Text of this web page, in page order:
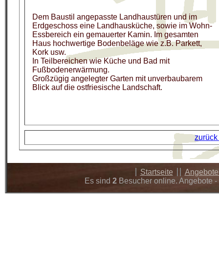
Dem Baustil angepasste Landhaustüren und im
Erdgeschoss eine Landhausküche, sowie im Wohn-
Essbereich ein gemauerter Kamin. Im gesamten
Haus hochwertige Bodenbeläge wie z.B. Parkett,
Kork usw.
In Teilbereichen wie Küche und Bad mit
Fußbodenerwärmung.
Großzügig angelegter Garten mit unverbaubarem
Blick auf die ostfriesische Landschaft.
Startseite
Es sind 2Besucher online. Angebote